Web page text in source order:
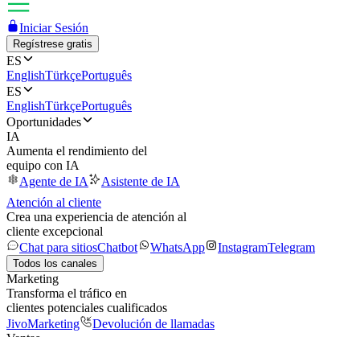
Iniciar Sesión
Regístrese gratis
ES
EnglishTürkçePortuguês
ES
EnglishTürkçePortuguês
Oportunidades
IA
Aumenta el rendimiento del
equipo con IA
Agente de IA
Asistente de IA
Atención al cliente
Crea una experiencia de atención al
cliente excepcional
Chat para sitiosChatbot WhatsApp InstagramTelegram
Todos los canales
Marketing
Transforma el tráfico en
clientes potenciales cualificados
JivoMarketing
Devolución de llamadas